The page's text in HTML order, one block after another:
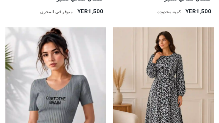
YER1,500 كمية محدودة YER1,500 متوفر في المخزن